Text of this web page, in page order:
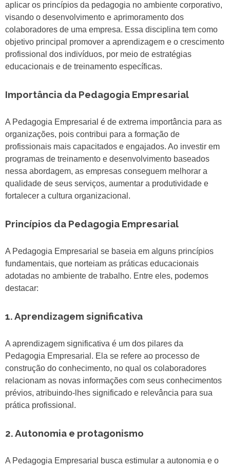
aplicar os princípios da pedagogia no ambiente corporativo,
visando o desenvolvimento e aprimoramento dos
colaboradores de uma empresa. Essa disciplina tem como
objetivo principal promover a aprendizagem e o crescimento
profissional dos indivíduos, por meio de estratégias
educacionais e de treinamento específicas.
Importância da Pedagogia Empresarial
A Pedagogia Empresarial é de extrema importância para as
organizações, pois contribui para a formação de
profissionais mais capacitados e engajados. Ao investir em
programas de treinamento e desenvolvimento baseados
nessa abordagem, as empresas conseguem melhorar a
qualidade de seus serviços, aumentar a produtividade e
fortalecer a cultura organizacional.
Princípios da Pedagogia Empresarial
A Pedagogia Empresarial se baseia em alguns princípios
fundamentais, que norteiam as práticas educacionais
adotadas no ambiente de trabalho. Entre eles, podemos
destacar:
1. Aprendizagem significativa
A aprendizagem significativa é um dos pilares da
Pedagogia Empresarial. Ela se refere ao processo de
construção do conhecimento, no qual os colaboradores
relacionam as novas informações com seus conhecimentos
prévios, atribuindo-lhes significado e relevância para sua
prática profissional.
2. Autonomia e protagonismo
A Pedagogia Empresarial busca estimular a autonomia e o